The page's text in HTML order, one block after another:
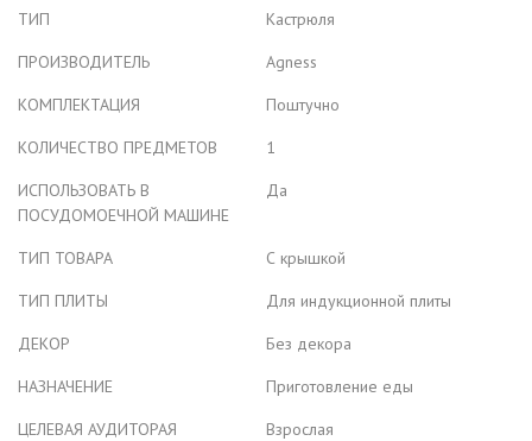
ТИП
Кастрюля
ПРОИЗВОДИТЕЛЬ
Agness
КОМПЛЕКТАЦИЯ
Поштучно
КОЛИЧЕСТВО ПРЕДМЕТОВ
1
ИСПОЛЬЗОВАТЬ В
ПОСУДОМОЕЧНОЙ МАШИНЕ
Да
ТИП ТОВАРА
С крышкой
ТИП ПЛИТЫ
Для индукционной плиты
ДЕКОР
Без декора
НАЗНАЧЕНИЕ
Приготовление еды
ЦЕЛЕВАЯ АУДИТОРАЯ
Взрослая